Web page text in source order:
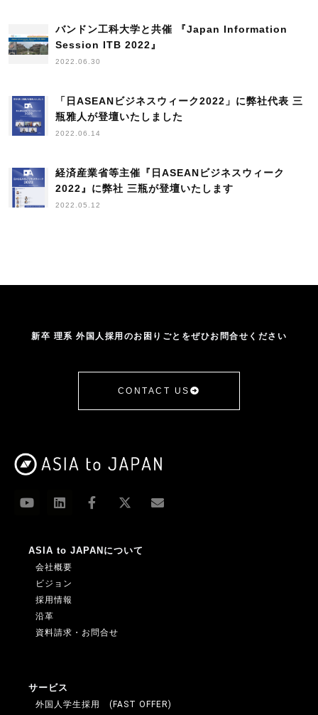
マレーシア工科大学 マレーシア科学大学 レポート
中国 台湾 台湾成功大学 国立清華大学
海外大学 海外採用 生活立ち上げサポート
研修 高度外国人材
バンドン工科大学と共催 『Japan Information
Session ITB 2022』
2022.06.30
「日ASEANビジネスウィーク2022」に弊社代表 三
瓶雅人が登壇いたしました
2022.06.14
経済産業省等主催『日ASEANビジネスウィーク
2022』に弊社 三瓶が登壇いたします
2022.05.12
新卒 理系 外国人採用のお困りごとをぜひお問合せください
CONTACT US
ASIA to JAPANについて
会社概要
ビジョン
採用情報
沿革
資料請求・お問合せ
サービス
外国人学生採用 (FAST OFFER)